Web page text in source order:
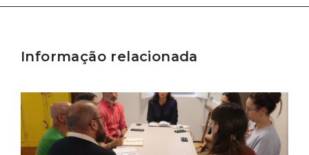
Informação relacionada